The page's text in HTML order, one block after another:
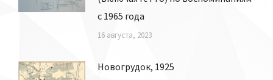
с 1965 года
16 августа, 2023
Новогрудок, 1925